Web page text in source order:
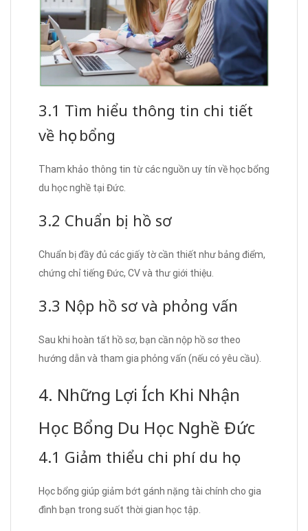
3.1 Tìm hiểu thông tin chi tiết
về học bổng
Tham khảo thông tin từ các nguồn uy tín về học bổng
du học nghề tại Đức.
3.2 Chuẩn bị hồ sơ
Chuẩn bị đầy đủ các giấy tờ cần thiết như bảng điểm,
chứng chỉ tiếng Đức, CV và thư giới thiệu.
3.3 Nộp hồ sơ và phỏng vấn
Sau khi hoàn tất hồ sơ, bạn cần nộp hồ sơ theo
hướng dẫn và tham gia phỏng vấn (nếu có yêu cầu).
4. Những Lợi Ích Khi Nhận
Học Bổng Du Học Nghề Đức
4.1 Giảm thiểu chi phí du học
Học bổng giúp giảm bớt gánh nặng tài chính cho gia
đình bạn trong suốt thời gian học tập.